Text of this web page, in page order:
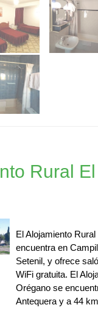
Rural El
El Alojamiento
encuentra en
Setenil, y ofrece
WiFi gratuita. El
Orégano se
Antequera y a 44